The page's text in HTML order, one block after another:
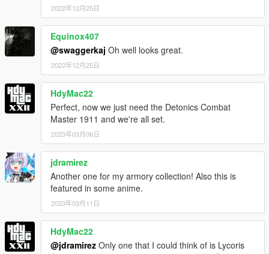
2022年12月25日
Equinox407
@swaggerkaj Oh well looks great.
2022年12月25日
HdyMac22
Perfect, now we just need the Detonics Combat
Master 1911 and we're all set.
2023年03月06日
jdramirez
Another one for my armory collection! Also this is
featured in some anime.
2023年03月11日
HdyMac22
@jdramirez Only one that I could think of is Lycoris